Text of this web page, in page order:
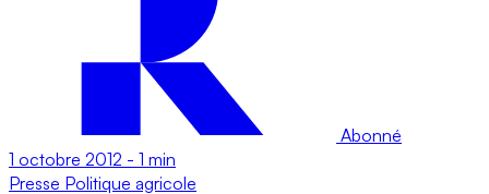
Abonné
1 octobre 2012 - 1 min
Presse Politique agricole